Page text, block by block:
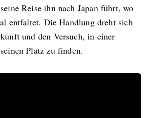
Reise ihn nach Japan führt, wo
entfaltet. Die Handlung dreht sich
und den Versuch, in einer
Platz zu finden.